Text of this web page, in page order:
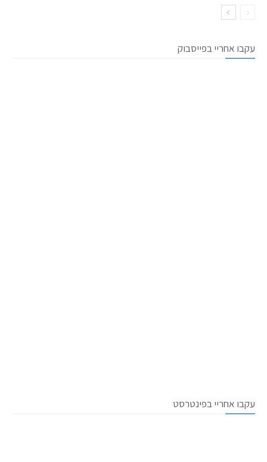
עקבו אחריי בפייסבוק
עקבו אחריי בפינטרסט